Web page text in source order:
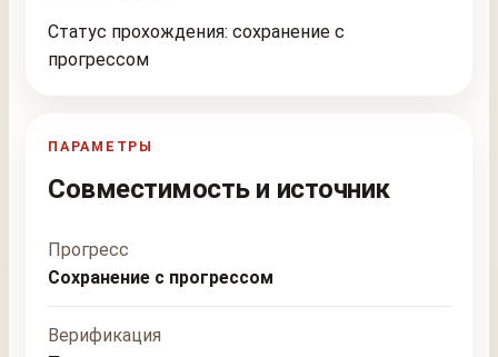
Статус прохождения: сохранение с
прогрессом
ПАРАМЕТРЫ
Совместимость и источник
Прогресс
Сохранение с прогрессом
Верификация